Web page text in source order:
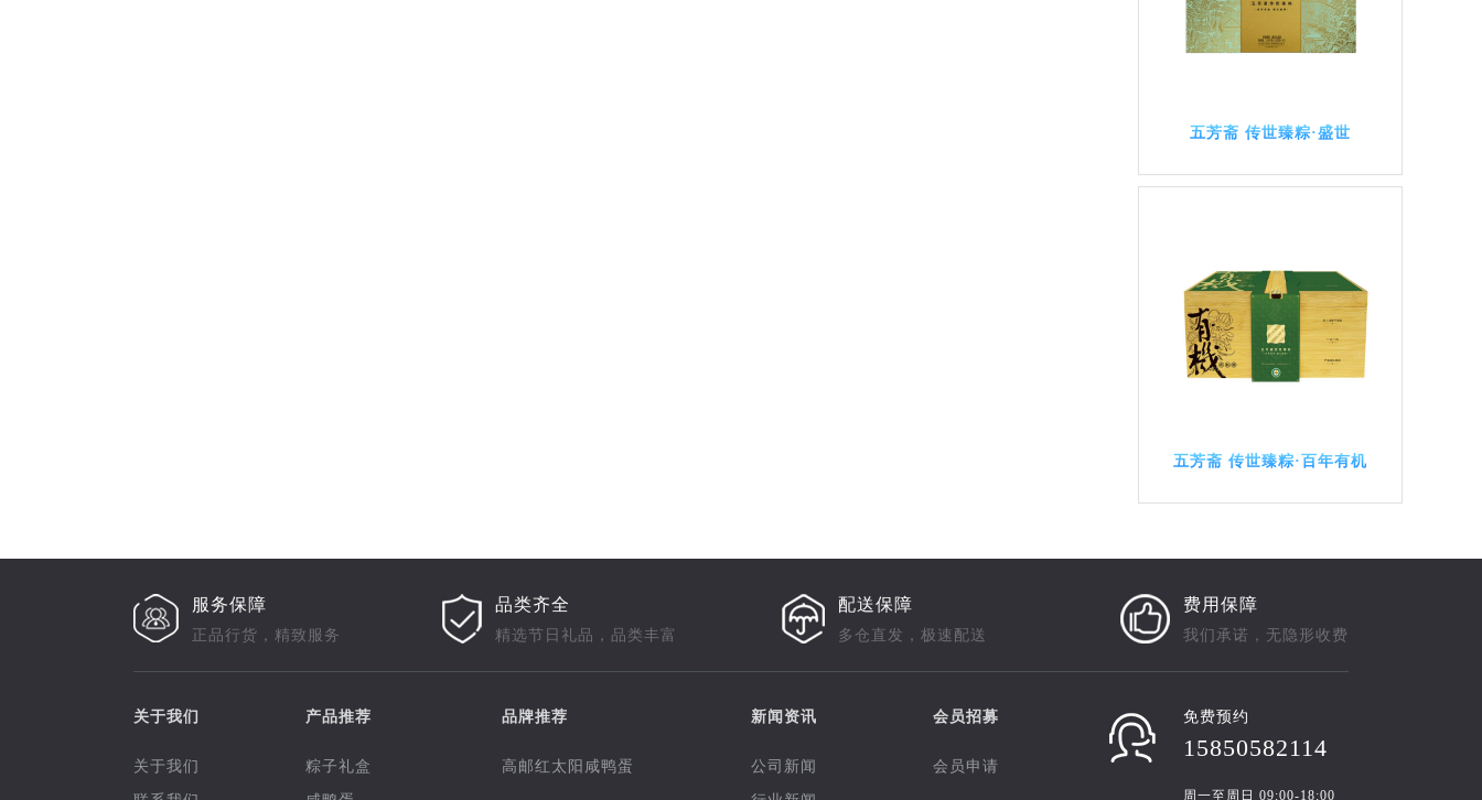
五芳斋 传世臻粽·盛世
五芳斋 传世臻粽·百年有机
服务保障
正品行货，精致服务
品类齐全
精选节日礼品，品类丰富
配送保障
多仓直发，极速配送
费用保障
我们承诺，无隐形收费
关于我们
关于我们
产品推荐
粽子礼盒
品牌推荐
高邮红太阳咸鸭蛋
新闻资讯
公司新闻
会员招募
会员申请
免费预约
15850582114
周一至周日 09:00-18:00